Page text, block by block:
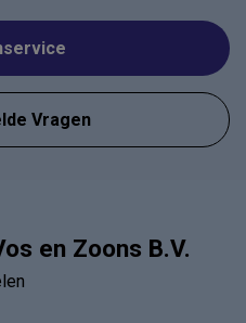
Vragen
en Zoons B.V.